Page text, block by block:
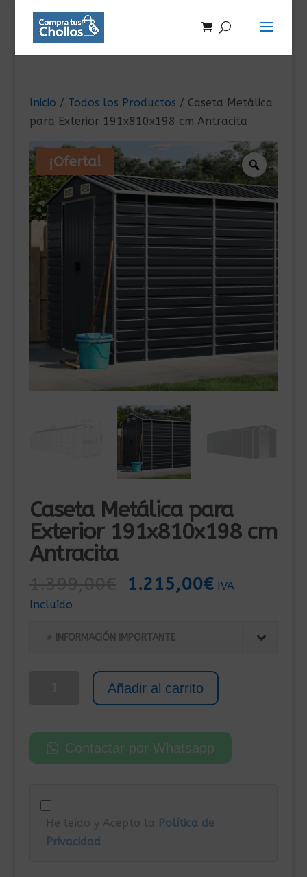
Inicio / Todos los Productos / Caseta Metálica
para Exterior 191x810x198 cm Antracita
¡Oferta!
Caseta Metálica para
Exterior 191x810x198 cm
Antracita
El
era:
1.215,00€El
IVA
Incluído
⭐ INFORMACIÓN IMPORTANTE
Exterior
191x810x198
cantidad
Añadir al carrito
Contactar por Whatsapp
He leído y Acepto la Política de
Privacidad